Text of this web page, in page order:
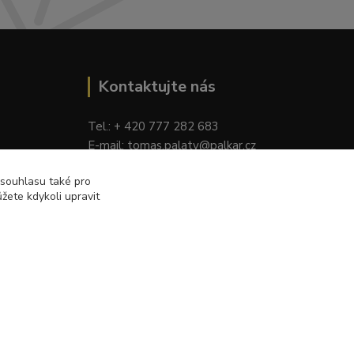
Kontaktujte nás
Tel.: + 420 777 282 683
E-mail: tomas.palaty@palkar.cz
také pro
kdykoli upravit